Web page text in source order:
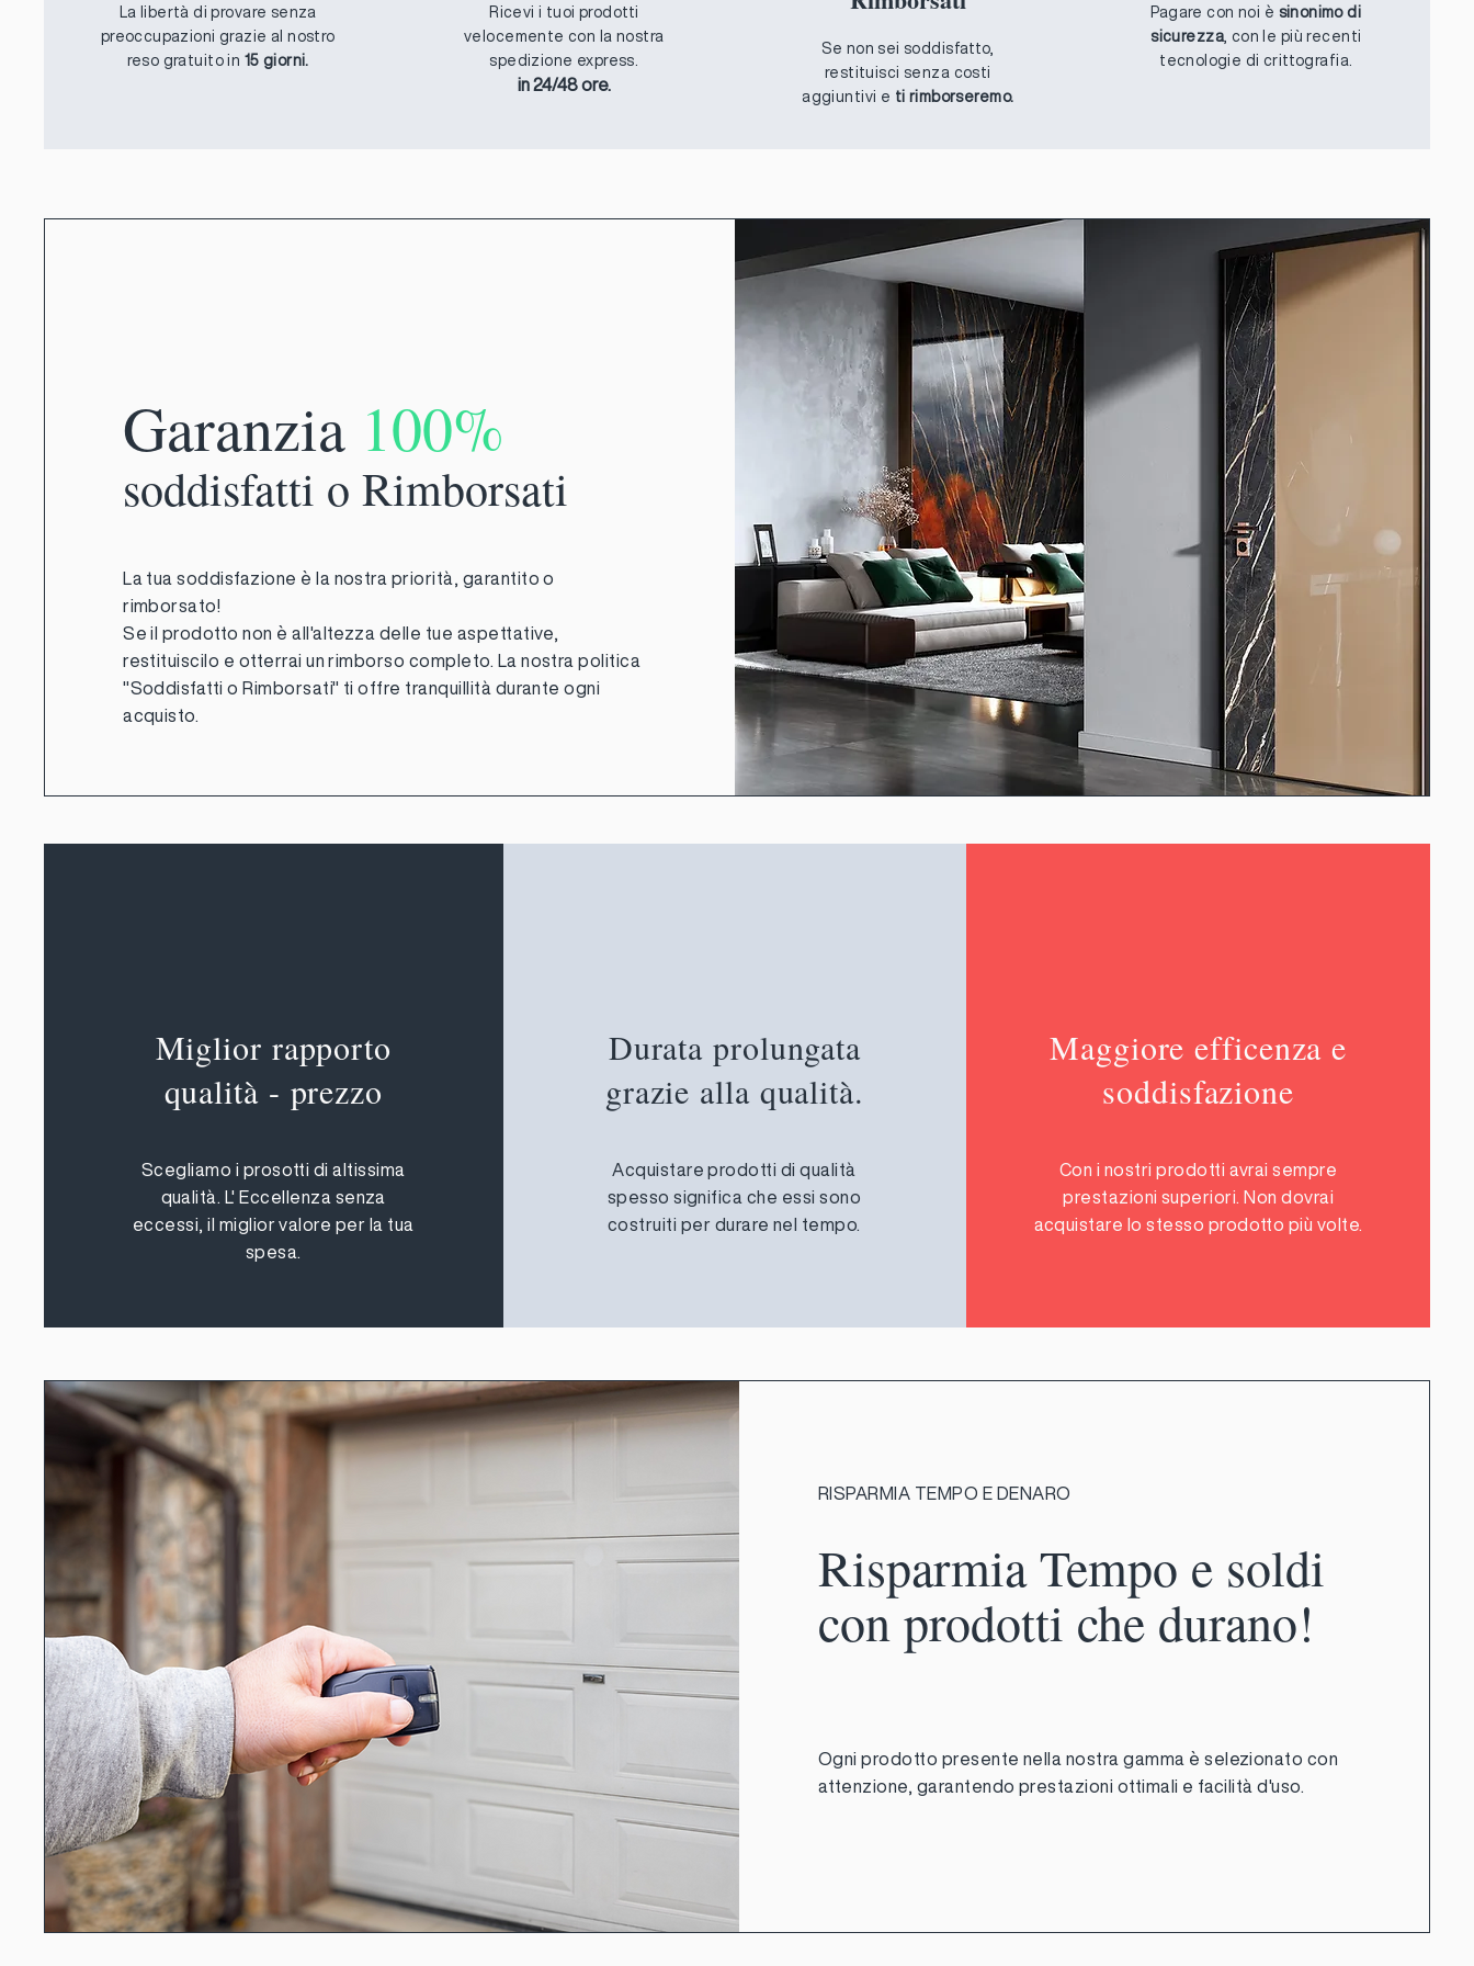
La libertà di provare senza
preoccupazioni grazie al nostro
reso gratuito in 15 giorni.
Ricevi i tuoi prodotti
velocemente con la nostra
spedizione express.
in 24/48 ore.
Se non sei soddisfatto,
restituisci senza costi
aggiuntivi e ti rimborseremo.
Pagare con noi è sinonimo di
sicurezza, con le più recenti
tecnologie di crittografia.
Garanzia 100%
soddisfatti o Rimborsati
La tua soddisfazione è la nostra priorità, garantito o
rimborsato!
Se il prodotto non è all'altezza delle tue aspettative,
restituiscilo e otterrai un rimborso completo. La nostra politica
"Soddisfatti o Rimborsati" ti offre tranquillità durante ogni
acquisto.
Miglior rapporto
qualità - prezzo
Scegliamo i prosotti di altissima
qualità. L' Eccellenza senza
eccessi, il miglior valore per la tua
spesa.
Durata prolungata
grazie alla qualità.
Acquistare prodotti di qualità
spesso significa che essi sono
costruiti per durare nel tempo.
Maggiore efficenza e
soddisfazione
Con i nostri prodotti avrai sempre
prestazioni superiori. Non dovrai
acquistare lo stesso prodotto più volte.
RISPARMIA TEMPO E DENARO
Risparmia Tempo e soldi
con prodotti che durano!
Ogni prodotto presente nella nostra gamma è selezionato con
attenzione, garantendo prestazioni ottimali e facilità d'uso.